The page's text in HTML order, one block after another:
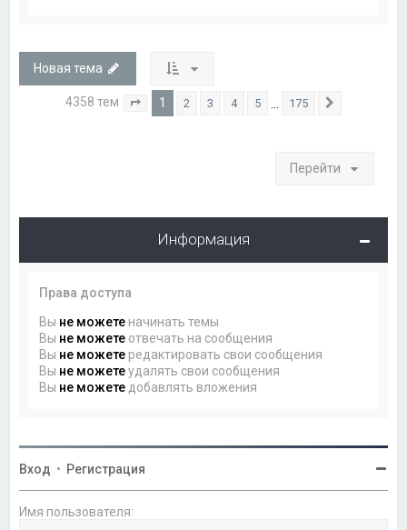
Новая тема
4358 тем Страница из 175
1 2 3 4 5 175
Перейти
Информация
Права доступа
Вы не можете начинать темы
Вы не можете отвечать на сообщения
Вы не можете редактировать свои сообщения
Вы не можетеудалять свои сообщения
Вы не можете добавлять вложения
Вход • Регистрация
Имя пользователя: